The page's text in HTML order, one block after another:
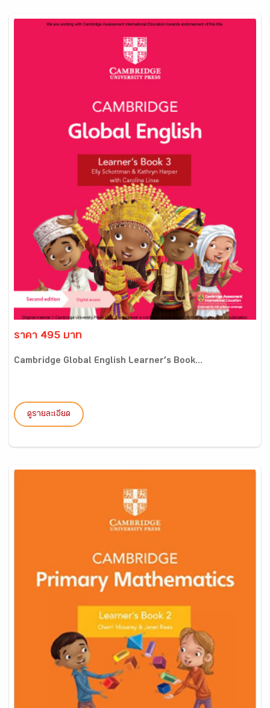
ราคา 495 บาท
Cambridge Global English Learner’s Book...
ดูรายละเอียด